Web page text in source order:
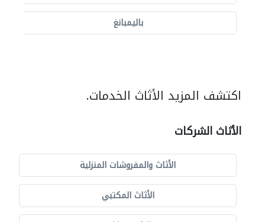
باليمبانغ
اكتشف المزيد الأثاث الخدمات.
الأثاث الشركات
الأثاث والمفروشات المنزلية
الأثاث المكتبي